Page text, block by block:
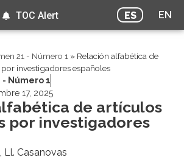
ES EN
TOC Alert
21 - Número 1 » Relación alfabética de
investigadores españoles
- Número 1
17, 2025
de artículos
por investigadores
Ll. Casanovas